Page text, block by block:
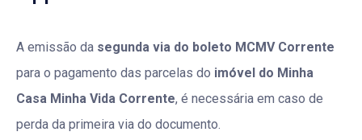
A emissão da segunda via do boleto MCMV Corrente
para o pagamento das parcelas do imóvel do Minha
Casa Minha Vida Corrente, é necessária em caso de
perda da primeira via do documento.